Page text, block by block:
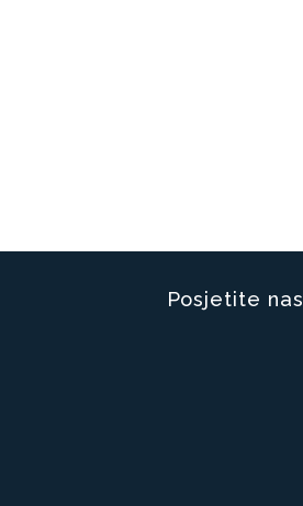
Posjetite nas